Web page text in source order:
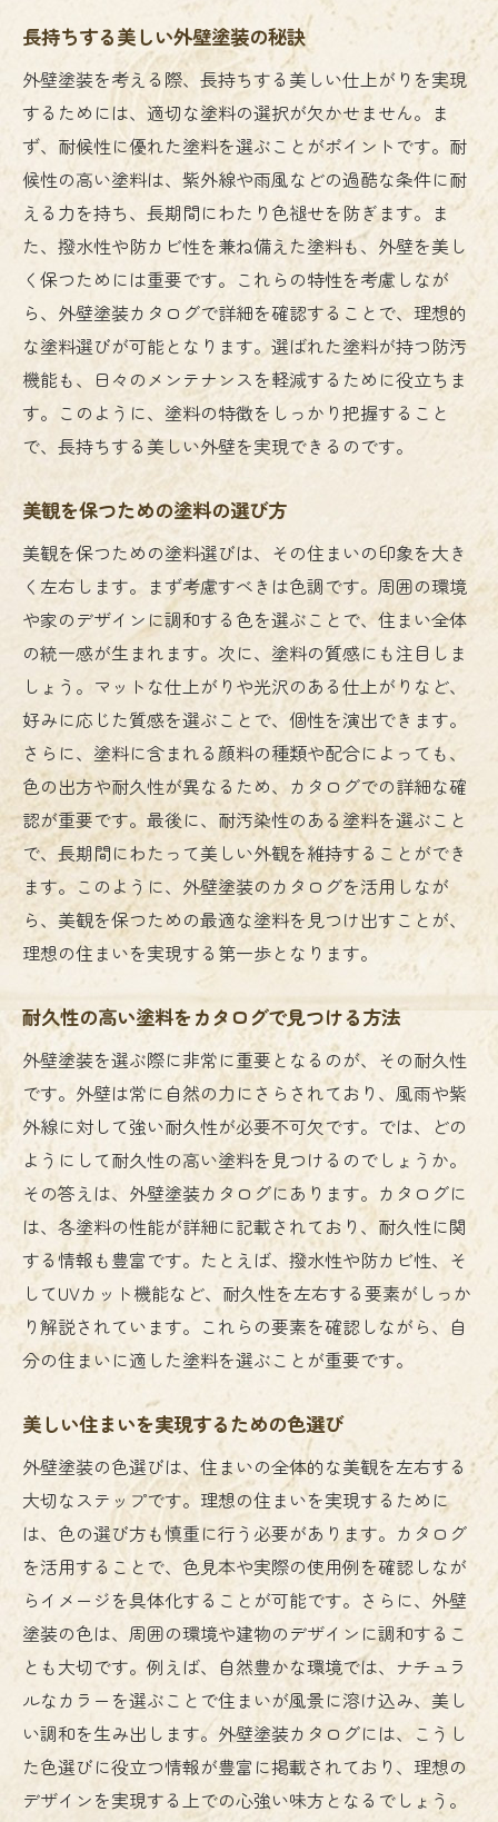
長持ちする美しい外壁塗装の秘訣
外壁塗装を考える際、長持ちする美しい仕上がりを実現
するためには、適切な塗料の選択が欠かせません。ま
ず、耐候性に優れた塗料を選ぶことがポイントです。耐
候性の高い塗料は、紫外線や雨風などの過酷な条件に耐
える力を持ち、長期間にわたり色褪せを防ぎます。ま
た、撥水性や防カビ性を兼ね備えた塗料も、外壁を美し
く保つためには重要です。これらの特性を考慮しなが
ら、外壁塗装カタログで詳細を確認することで、理想的
な塗料選びが可能となります。選ばれた塗料が持つ防汚
機能も、日々のメンテナンスを軽減するために役立ちま
す。このように、塗料の特徴をしっかり把握すること
で、長持ちする美しい外壁を実現できるのです。
美観を保つための塗料の選び方
美観を保つための塗料選びは、その住まいの印象を大き
く左右します。まず考慮すべきは色調です。周囲の環境
や家のデザインに調和する色を選ぶことで、住まい全体
の統一感が生まれます。次に、塗料の質感にも注目しま
しょう。マットな仕上がりや光沢のある仕上がりなど、
好みに応じた質感を選ぶことで、個性を演出できます。
さらに、塗料に含まれる顔料の種類や配合によっても、
色の出方や耐久性が異なるため、カタログでの詳細な確
認が重要です。最後に、耐汚染性のある塗料を選ぶこと
で、長期間にわたって美しい外観を維持することができ
ます。このように、外壁塗装のカタログを活用しなが
ら、美観を保つための最適な塗料を見つけ出すことが、
理想の住まいを実現する第一歩となります。
耐久性の高い塗料をカタログで見つける方法
外壁塗装を選ぶ際に非常に重要となるのが、その耐久性
です。外壁は常に自然の力にさらされており、風雨や紫
外線に対して強い耐久性が必要不可欠です。では、どの
ようにして耐久性の高い塗料を見つけるのでしょうか。
その答えは、外壁塗装カタログにあります。カタログに
は、各塗料の性能が詳細に記載されており、耐久性に関
する情報も豊富です。たとえば、撥水性や防カビ性、そ
してUVカット機能など、耐久性を左右する要素がしっか
り解説されています。これらの要素を確認しながら、自
分の住まいに適した塗料を選ぶことが重要です。
美しい住まいを実現するための色選び
外壁塗装の色選びは、住まいの全体的な美観を左右する
大切なステップです。理想の住まいを実現するために
は、色の選び方も慎重に行う必要があります。カタログ
を活用することで、色見本や実際の使用例を確認しなが
らイメージを具体化することが可能です。さらに、外壁
塗装の色は、周囲の環境や建物のデザインに調和するこ
とも大切です。例えば、自然豊かな環境では、ナチュラ
ルなカラーを選ぶことで住まいが風景に溶け込み、美し
い調和を生み出します。外壁塗装カタログには、こうし
た色選びに役立つ情報が豊富に掲載されており、理想の
デザインを実現する上での心強い味方となるでしょう。